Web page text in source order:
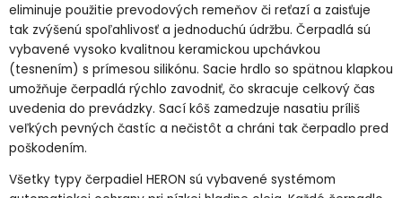
eliminuje použitie prevodových remeňov či reťazí a zaisťuje
tak zvýšenú spoľahlivosť a jednoduchú údržbu. Čerpadlá sú
vybavené vysoko kvalitnou keramickou upchávkou
(tesnením) s prímesou silikónu. Sacie hrdlo so spätnou klapkou
umožňuje čerpadlá rýchlo zavodniť, čo skracuje celkový čas
uvedenia do prevádzky. Sací kôš zamedzuje nasatiu príliš
veľkých pevných častíc a nečistôt a chráni tak čerpadlo pred
poškodením.
Všetky typy čerpadiel HERON sú vybavené systémom